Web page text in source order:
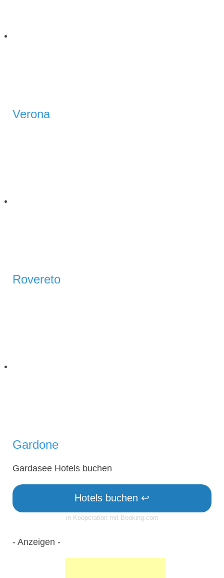
Verona
Rovereto
Gardone
Gardasee Hotels buchen
Hotels buchen ↩
in Kooperation mit Booking.com
- Anzeigen -